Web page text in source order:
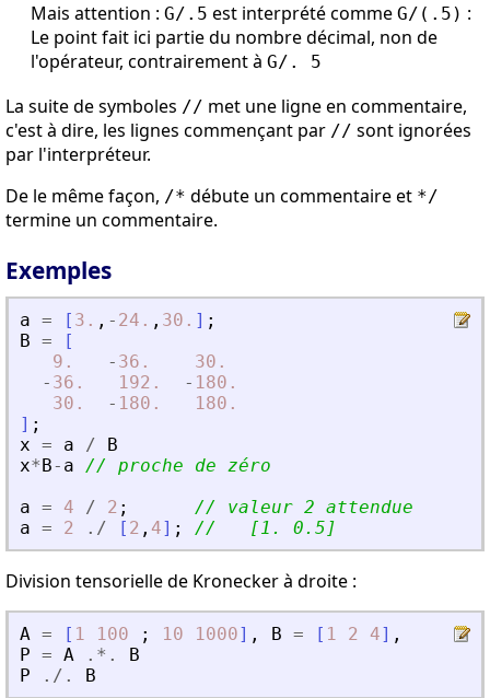
Mais attention : G/.5 est interprété comme G/(.5) :
Le point fait ici partie du nombre décimal, non de
l'opérateur, contrairement à G/. 5
La suite de symboles // met une ligne en commentaire,
c'est à dire, les lignes commençant par // sont ignorées
par l'interpréteur.
De le même façon, /* débute un commentaire et */
termine un commentaire.
Exemples
a = [ 3. , - 24. , 30. ] ;
B =
[
9.
- 36.
30.
- 36. 192. - 180.
30.
- 180.
180.
] ;
x = a /
B
x* B- a // proche de zéro
a = 4 / 2 ;
// valeur 2 attendue
a = 2 ./ [ 2 , 4] ; //   [1. 0.5]
Division tensorielle de Kronecker à droite :
A = [ 1 100 ; 10 1000] , B = [ 1 2 4] ,
P = A .*.
B
P
./.
B